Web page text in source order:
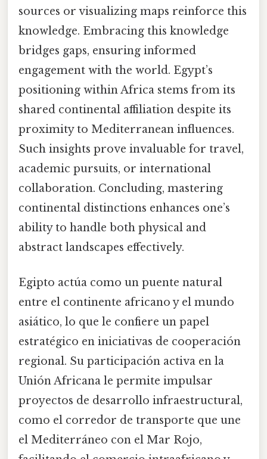
sources or visualizing maps reinforce this
knowledge. Embracing this knowledge
bridges gaps, ensuring informed
engagement with the world. Egypt’s
positioning within Africa stems from its
shared continental affiliation despite its
proximity to Mediterranean influences.
Such insights prove invaluable for travel,
academic pursuits, or international
collaboration. Concluding, mastering
continental distinctions enhances one’s
ability to handle both physical and
abstract landscapes effectively.
Egipto actúa como un puente natural
entre el continente africano y el mundo
asiático, lo que le confiere un papel
estratégico en iniciativas de cooperación
regional. Su participación activa en la
Unión Africana le permite impulsar
proyectos de desarrollo infraestructural,
como el corredor de transporte que une
el Mediterráneo con el Mar Rojo,